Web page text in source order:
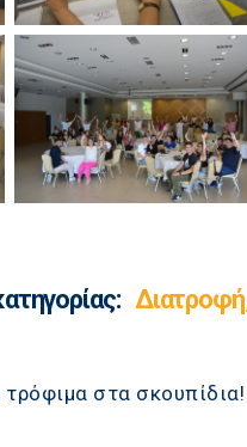
τρόφιμα στα σκουπίδια!